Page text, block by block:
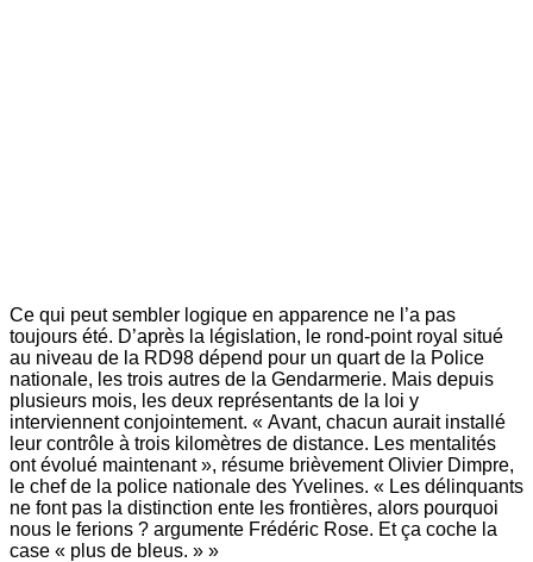
Ce qui peut sembler logique en apparence ne l’a pas
toujours été. D’après la législation, le rond-point royal situé
au niveau de la RD98 dépend pour un quart de la Police
nationale, les trois autres de la Gendarmerie. Mais depuis
plusieurs mois, les deux représentants de la loi y
interviennent conjointement. « Avant, chacun aurait installé
leur contrôle à trois kilomètres de distance. Les mentalités
ont évolué maintenant », résume brièvement Olivier Dimpre,
le chef de la police nationale des Yvelines. « Les délinquants
ne font pas la distinction ente les frontières, alors pourquoi
nous le ferions ? argumente Frédéric Rose. Et ça coche la
case « plus de bleus. » »